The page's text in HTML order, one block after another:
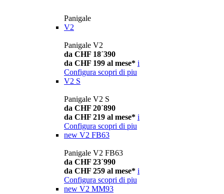
Panigale
V2
Panigale V2
da CHF 18´390
da CHF 199 al mese* i
Configura scopri di piu
V2 S
Panigale V2 S
da CHF 20´890
da CHF 219 al mese* i
Configura scopri di piu
new V2 FB63
Panigale V2 FB63
da CHF 23´990
da CHF 259 al mese* i
Configura scopri di piu
new V2 MM93